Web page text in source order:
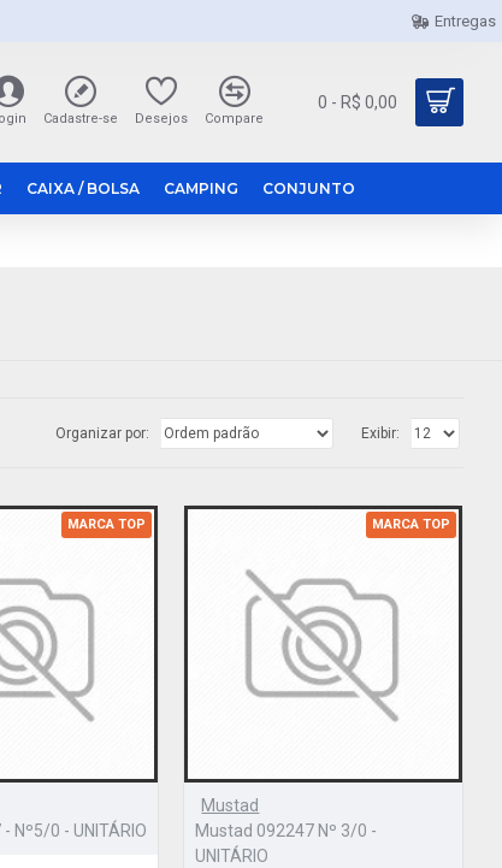
Entregas
Cadastre-se Desejos Compare
0 - R$ 0,00
CAIXA / BOLSA CAMPING CONJUNTO
Organizar por: Exibir:
MARCA TOP
Nº5/0 - UNITÁRIO
MARCA TOP
Mustad
Mustad 092247 Nº 3/0 -
UNITÁRIO